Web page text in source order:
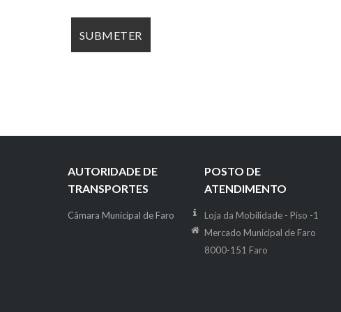
AUTORIDADE DE
TRANSPORTES
Câmara Municipal de Faro
POSTO DE
ATENDIMENTO
Loja da Mobilidade - Piso -1
Mercado Municipal de Faro
8000-151 Faro